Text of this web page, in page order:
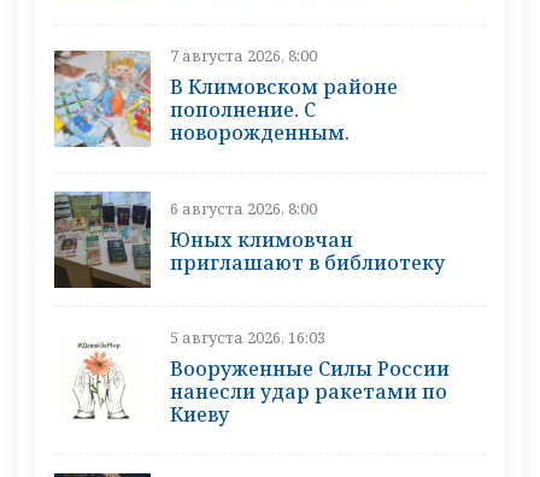
7 августа 2026, 8:00
В Климовском районе
пополнение. С
новорожденным.
6 августа 2026, 8:00
Юных климовчан
приглашают в библиотеку
5 августа 2026, 16:03
Вооруженные Силы России
нанесли удар ракетами по
Киеву